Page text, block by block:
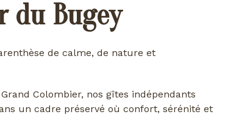
du Bugey
de calme, de nature et
Colombier, nos gîtes indépendants
un cadre préservé où confort, sérénité et